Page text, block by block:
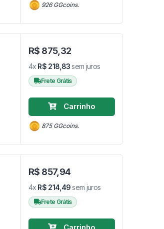
926 GGcoins.
R$ 875,32
4x R$ 218,83sem juros
Frete Grátis
Carrinho
875 GGcoins.
R$ 857,94
4x R$ 214,49sem juros
Frete Grátis